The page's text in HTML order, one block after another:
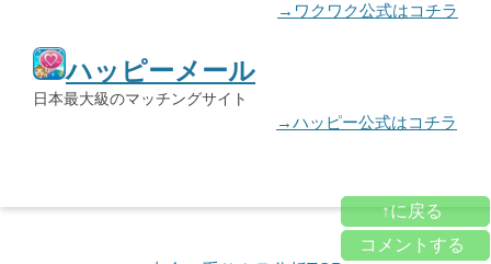
→ワクワク公式はコチラ
ハッピーメール
日本最大級のマッチングサイト
→ハッピー公式はコチラ
↑に戻る
コメントする